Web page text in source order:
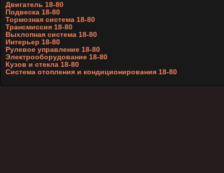
Двигатель 18-80
Подвеска 18-80
Тормозная система 18-80
Трансмиссия 18-80
Выхлопная система 18-80
Интерьер 18-80
Рулевое управление 18-80
Электрооборудование 18-80
Кузов и стекла 18-80
Система отопления и кондиционирования 18-80